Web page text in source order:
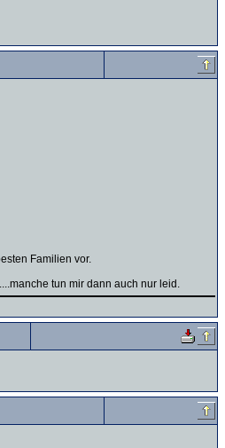
Familien vor.
tun mir dann auch nur leid.